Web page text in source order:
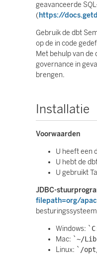
geavanceerde
(https://
Gebruik de dbt
op de in code
Met behulp van
governance in
brengen.
Installatie
Voorwaarden
U heeft een
U hebt de
U gebruikt
JDBC-
filepath=org/
Windows:
Mac: `~/
Linux: `/